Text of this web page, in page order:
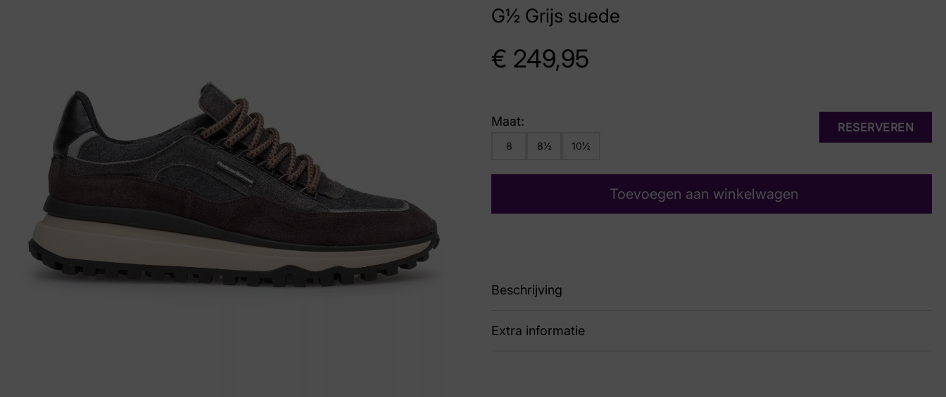
G½ Grijs suede
€ 249,95
RESERVEREN
Maat:
8 8½ 10½
Toevoegen aan winkelwagen
Beschrijving
90 SFM-10248-31-01 de Gripper 03.00 G½
Extra informatie